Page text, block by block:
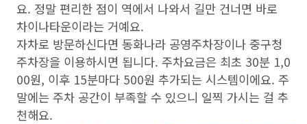
요. 정말 편리한 점이 역에서 나와서 길만 건너면 바로
차이나타운이라는 거예요.
자차로 방문하신다면 동화나라 공영주차장이나 중구청
주차장을 이용하시면 됩니다. 주차요금은 최초 30분 1,0
00원, 이후 15분마다 500원 추가되는 시스템이에요. 주
말에는 주차 공간이 부족할 수 있으니 일찍 가시는 걸 추
천해요.